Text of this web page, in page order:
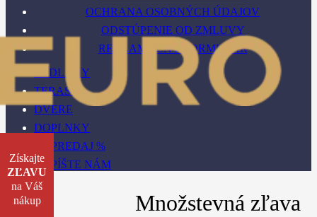
OCHRANA OSOBNÝCH ÚDAJOV
ODSTÚPENIE OD ZMLUVY
REKLAMAČNÝ FORMULÁR
PODLAHY
TERASY
DVERE
DOPLNKY
VÝPREDAJ %
NAPÍŠTE NÁM
Získajte
ZĽAVU
na Váš
nákup
Množstevná zľava